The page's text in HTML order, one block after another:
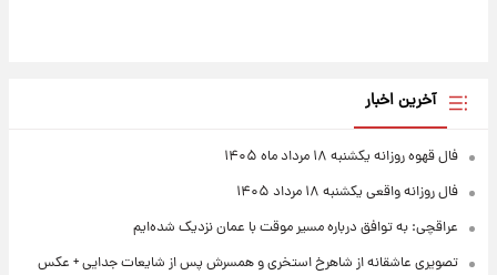
آخرین اخبار
فال قهوه روزانه یکشنبه ۱۸ مرداد ماه ۱۴۰۵
فال روزانه واقعی یکشنبه ۱۸ مرداد ۱۴۰۵
عراقچی: به توافق درباره مسیر موقت با عمان نزدیک شده‌ایم
تصویری عاشقانه از شاهرخ استخری و همسرش پس از شایعات جدایی + عکس